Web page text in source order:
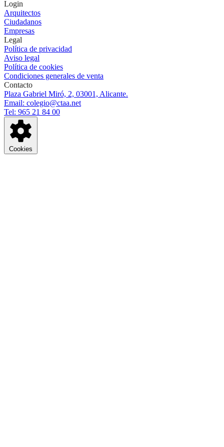
Login
Arquitectos
Ciudadanos
Empresas
Legal
Política de privacidad
Aviso legal
Política de cookies
Condiciones generales de venta
Contacto
Plaza Gabriel Miró, 2, 03001, Alicante.
Email: colegio@ctaa.net
Tel: 965 21 84 00
Cookies